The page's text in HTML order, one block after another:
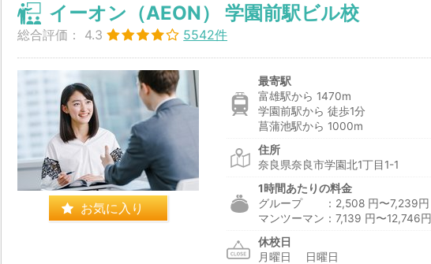
イーオン（AEON） 学園前駅ビル校
総合評価： 4.3 5542件
お気に入り
最寄駅
富雄駅から 1470m
学園前駅から 徒歩1分
菖蒲池駅から 1000m
住所
奈良県奈良市学園北1丁目1-1
1時間あたりの料金
グループ ：2,508 円〜7,239円
マンツーマン：7,139 円〜12,746円
休校日
月曜日 日曜日